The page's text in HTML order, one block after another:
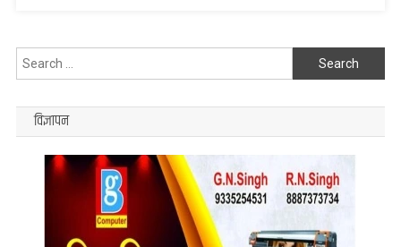
Search
for:
विज्ञापन